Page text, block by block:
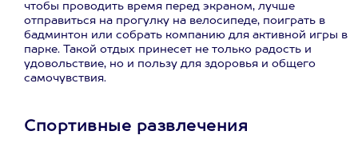
чтобы проводить время перед экраном, лучше
отправиться на прогулку на велосипеде, поиграть в
бадминтон или собрать компанию для активной игры в
парке. Такой отдых принесет не только радость и
удовольствие, но и пользу для здоровья и общего
самочувствия.
Спортивные развлечения